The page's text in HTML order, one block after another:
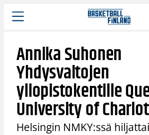
Siirry
sisältöön
Annika Suhonen
Yhdysvaltojen
yliopistokentille
University of
Helsingin NMKY:ssä